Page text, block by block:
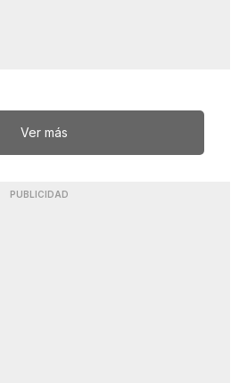
Ver más
PUBLICIDAD